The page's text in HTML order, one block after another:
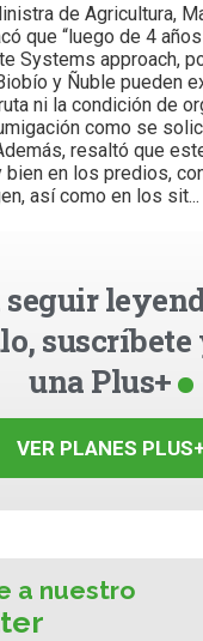
de Agricultura,
que “luego de 4
Systems approach,
y Ñuble pueden
ni la condición de
como se
resaltó que
bien en los predios,
así como en los sit...
seguir
suscríbete
una Plus+
VER PLANES
a nuestro